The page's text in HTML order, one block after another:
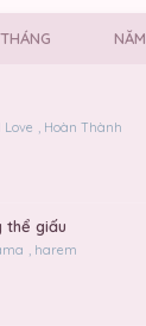
THÁNG NĂM
Love , Hoàn Thành
thể giấu
, harem